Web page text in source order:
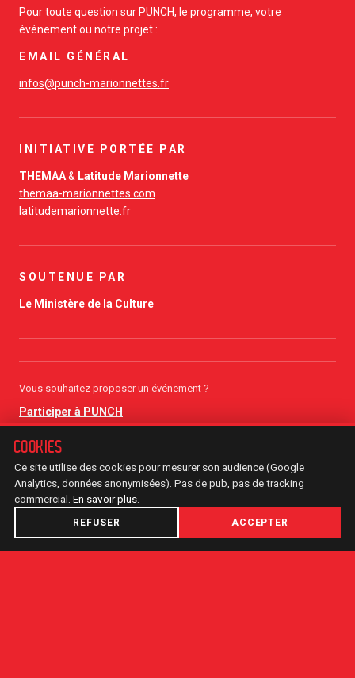
Pour toute question sur PUNCH, le programme, votre
événement ou notre projet :
EMAIL GÉNÉRAL
infos@punch-marionnettes.fr
INITIATIVE PORTÉE PAR
THEMAA& Latitude Marionnette
themaa-marionnettes.com
latitudemarionnette.fr
SOUTENUE PAR
Le Ministère de la Culture
Vous souhaitez proposer un événement ?
Participer à PUNCH
COOKIES
Ce site utilise des cookies pour mesurer son audience (Google
Analytics, données anonymisées). Pas de pub, pas de tracking
commercial. En savoir plus
REFUSER ACCEPTER